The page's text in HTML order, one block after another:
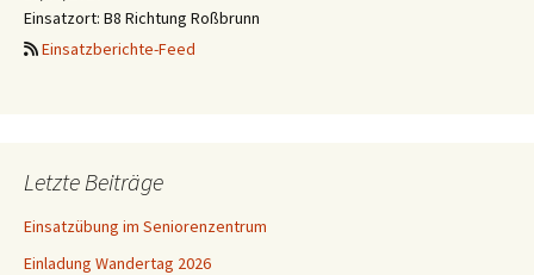
Einsatzort: B8 Richtung Roßbrunn
Einsatzberichte-Feed
Letzte Beiträge
Einsatzübung im Seniorenzentrum
Einladung Wandertag 2026